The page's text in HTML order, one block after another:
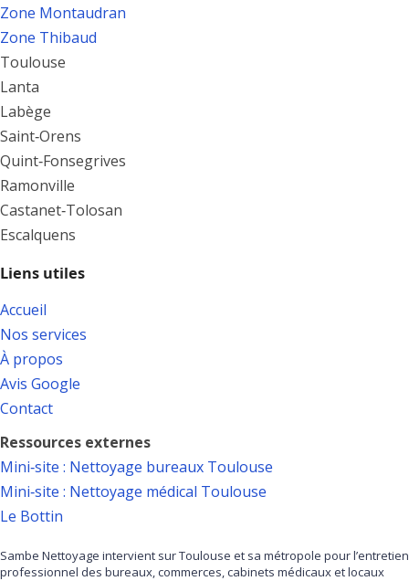
Zone Montaudran
Zone Thibaud
Toulouse
Lanta
Labège
Saint‑Orens
Quint‑Fonsegrives
Ramonville
Castanet‑Tolosan
Escalquens
Liens utiles
Accueil
Nos services
À propos
Avis Google
Contact
Ressources externes
Mini‑site : Nettoyage bureaux Toulouse
Mini‑site : Nettoyage médical Toulouse
Le Bottin
Sambe Nettoyage intervient sur Toulouse et sa métropole pour l’entretien
professionnel des bureaux, commerces, cabinets médicaux et locaux